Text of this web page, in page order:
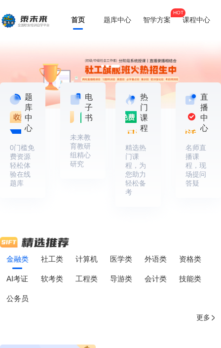
首页 题库中心 智学方案
HOT
课程中心
题
库
中
心
0门槛免
费资源
轻松体
验在线
题库
电
子
书
未来教
育教研
组精心
研究
热
门
课
程
精选热
门课
程，为
您助力
轻松备
考
直
播
中
心
名师直
播课
程，现
场提问
答疑
金融类 社工类 计算机 医学类 外语类 资格类
AI考证 软考类 工程类 导游类 会计类 技能类
公务员
更多